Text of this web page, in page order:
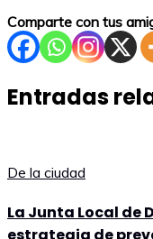
Comparte con tus
Entradas
De la ciudad
La Junta Local de
estrategia de